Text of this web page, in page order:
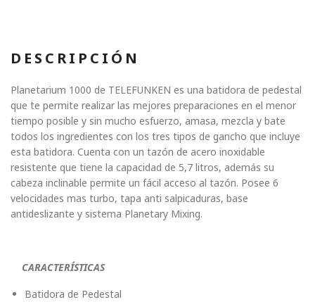
DESCRIPCIÓN
Planetarium 1000 de TELEFUNKEN es una batidora de pedestal
que te permite realizar las mejores preparaciones en el menor
tiempo posible y sin mucho esfuerzo, amasa, mezcla y bate
todos los ingredientes con los tres tipos de gancho que incluye
esta batidora. Cuenta con un tazón de acero inoxidable
resistente que tiene la capacidad de 5,7 litros, además su
cabeza inclinable permite un fácil acceso al tazón. Posee 6
velocidades mas turbo, tapa anti salpicaduras, base
antideslizante y sistema Planetary Mixing.
CARACTERÍSTICAS
Batidora de Pedestal